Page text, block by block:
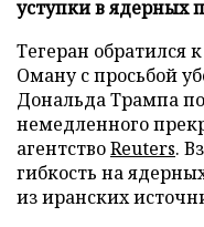
уступки в ядерных
Тегеран обратился
Оману с просьбой
Дональда Трампа
немедленного
агентствоReuters.
гибкость на
из иранских